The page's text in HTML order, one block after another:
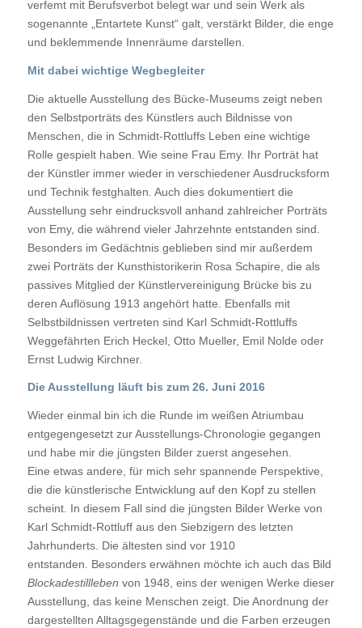
verfemt mit Berufsverbot belegt war und sein Werk als
sogenannte „Entartete Kunst“ galt, verstärkt Bilder, die enge
und beklemmende Innenräume darstellen.
Mit dabei wichtige Wegbegleiter
Die aktuelle Ausstellung des Bücke-Museums zeigt neben
den Selbstporträts des Künstlers auch Bildnisse von
Menschen, die in Schmidt-Rottluffs Leben eine wichtige
Rolle gespielt haben. Wie seine Frau Emy. Ihr Porträt hat
der Künstler immer wieder in verschiedener Ausdrucksform
und Technik festghalten. Auch dies dokumentiert die
Ausstellung sehr eindrucksvoll anhand zahlreicher Porträts
von Emy, die während vieler Jahrzehnte entstanden sind.
Besonders im Gedächtnis geblieben sind mir außerdem
zwei Porträts der Kunsthistorikerin Rosa Schapire, die als
passives Mitglied der Künstlervereinigung Brücke bis zu
deren Auflösung 1913 angehört hatte. Ebenfalls mit
Selbstbildnissen vertreten sind Karl Schmidt-Rottluffs
Weggefährten Erich Heckel, Otto Mueller, Emil Nolde oder
Ernst Ludwig Kirchner.
Die Ausstellung läuft bis zum 26. Juni 2016
Wieder einmal bin ich die Runde im weißen Atriumbau
entgegengesetzt zur Ausstellungs-Chronologie gegangen
und habe mir die jüngsten Bilder zuerst angesehen.
Eine etwas andere, für mich sehr spannende Perspektive,
die die künstlerische Entwicklung auf den Kopf zu stellen
scheint. In diesem Fall sind die jüngsten Bilder Werke von
Karl Schmidt-Rottluff aus den Siebzigern des letzten
Jahrhunderts. Die ältesten sind vor 1910
entstanden. Besonders erwähnen möchte ich auch das Bild
Blockadestillleben von 1948, eins der wenigen Werke dieser
Ausstellung, das keine Menschen zeigt. Die Anordnung der
dargestellten Alltagsgegenstände und die Farben erzeugen